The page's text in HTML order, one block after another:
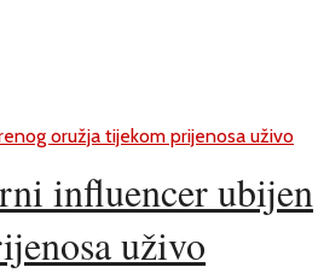
influencer ubijen
uživo